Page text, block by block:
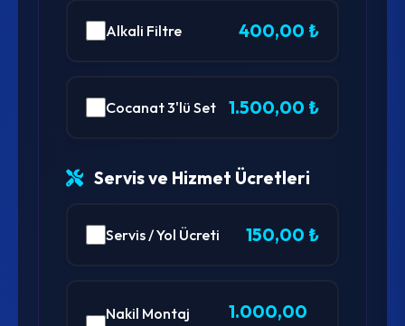
Alkali Filtre 400,00 ₺
Cocanat 3'lü Set 1.500,00 ₺
Servis ve Hizmet Ücretleri
Servis / Yol Ücreti 150,00 ₺
Nakil Montaj
1.000,00